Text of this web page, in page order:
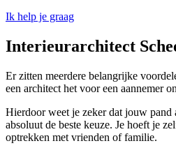
Ik help je graag
Interieurarchitect
Er zitten meerdere belangrijke
een architect het voor een aannemer
Hierdoor weet je zeker dat jouw pand
absoluut de beste keuze. Je hoeft je
optrekken met vrienden of familie.